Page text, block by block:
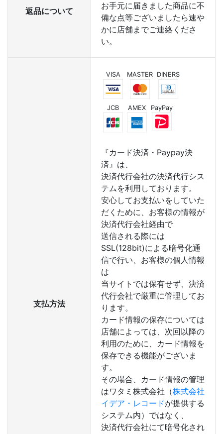
返品について
お手元に届きました商品に不
備な点等ございましたら速や
かに店舗までご連絡くださ
い。
支払方法
VISA MASTER DINERS
JCB AMEX PayPay
『カード決済・Paypay決
済』は、
決済代行会社の決済代行シス
テムを利用しております。
安心してお支払いをしていた
だくために、お客様の情報が
決済代行会社経由で
送信される際には
SSL(128bit)による暗号化通
信で行い、お客様の個人情報
は
当サイトでは保有せず、決済
代行会社で厳重に管理してお
ります。
カード情報の保存については
店舗によっては、次回以降の
利用のために、カード情報を
保存できる機能がございま
す。
その場合、カード情報の管理
はワタミ株式会社（株式会社
イデア・レコードが提供する
システム内）ではなく、
決済代行会社にて暗号化され